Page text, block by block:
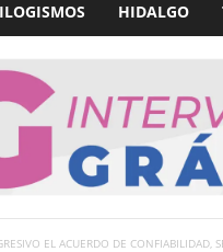
HIDALGO
EL ACUERDO DE CONFIABILIDAD,